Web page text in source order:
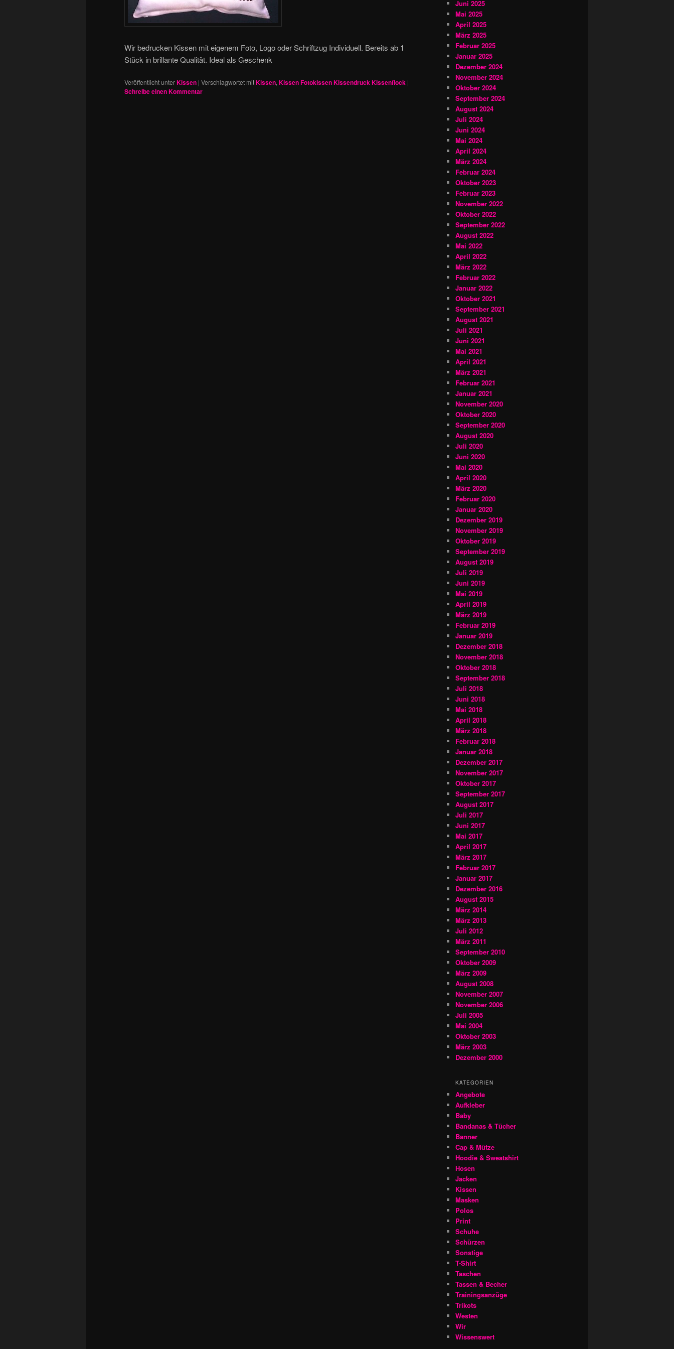
Wir bedrucken Kissen mit eigenem Foto, Logo oder Schriftzug Individuell. Bereits ab 1
Stück in brillante Qualität. Ideal als Geschenk
Veröffentlicht unterKissen | Verschlagwortet mitKissen, Kissen Fotokissen Kissendruck Kissenflock |
Schreibe einen Kommentar
Juni 2025
Mai 2025
April 2025
März 2025
Februar 2025
Januar 2025
Dezember 2024
November 2024
Oktober 2024
September 2024
August 2024
Juli 2024
Juni 2024
Mai 2024
April 2024
März 2024
Februar 2024
Oktober 2023
Februar 2023
November 2022
Oktober 2022
September 2022
August 2022
Mai 2022
April 2022
März 2022
Februar 2022
Januar 2022
Oktober 2021
September 2021
August 2021
Juli 2021
Juni 2021
Mai 2021
April 2021
März 2021
Februar 2021
Januar 2021
November 2020
Oktober 2020
September 2020
August 2020
Juli 2020
Juni 2020
Mai 2020
April 2020
März 2020
Februar 2020
Januar 2020
Dezember 2019
November 2019
Oktober 2019
September 2019
August 2019
Juli 2019
Juni 2019
Mai 2019
April 2019
März 2019
Februar 2019
Januar 2019
Dezember 2018
November 2018
Oktober 2018
September 2018
Juli 2018
Juni 2018
Mai 2018
April 2018
März 2018
Februar 2018
Januar 2018
Dezember 2017
November 2017
Oktober 2017
September 2017
August 2017
Juli 2017
Juni 2017
Mai 2017
April 2017
März 2017
Februar 2017
Januar 2017
Dezember 2016
August 2015
März 2014
März 2013
Juli 2012
März 2011
September 2010
Oktober 2009
März 2009
August 2008
November 2007
November 2006
Juli 2005
Mai 2004
Oktober 2003
März 2003
Dezember 2000
KATEGORIEN
Angebote
Aufkleber
Baby
Bandanas & Tücher
Banner
Cap & Mütze
Hoodie & Sweatshirt
Hosen
Jacken
Kissen
Masken
Polos
Print
Schuhe
Schürzen
Sonstige
T-Shirt
Taschen
Tassen & Becher
Trainingsanzüge
Trikots
Westen
Wir
Wissenswert